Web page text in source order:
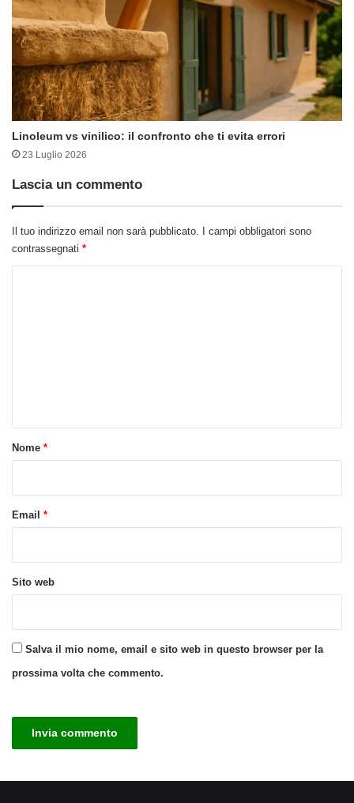
Linoleum vs vinilico: il confronto che ti evita errori
23 Luglio 2026
Lascia un commento
Il tuo indirizzo email non sarà pubblicato.
I campi obbligatori sono
contrassegnati *
oNome *
Email *
Sito web
Salva il mio nome, email e sito web in questo browser per la
prossima volta che commento.